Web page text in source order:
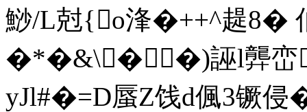
鯋/L尅{o浲�++^趧
�*�&\�∷�)誣l龏峦
yJl#�=D蜃Z饯d偑3镢